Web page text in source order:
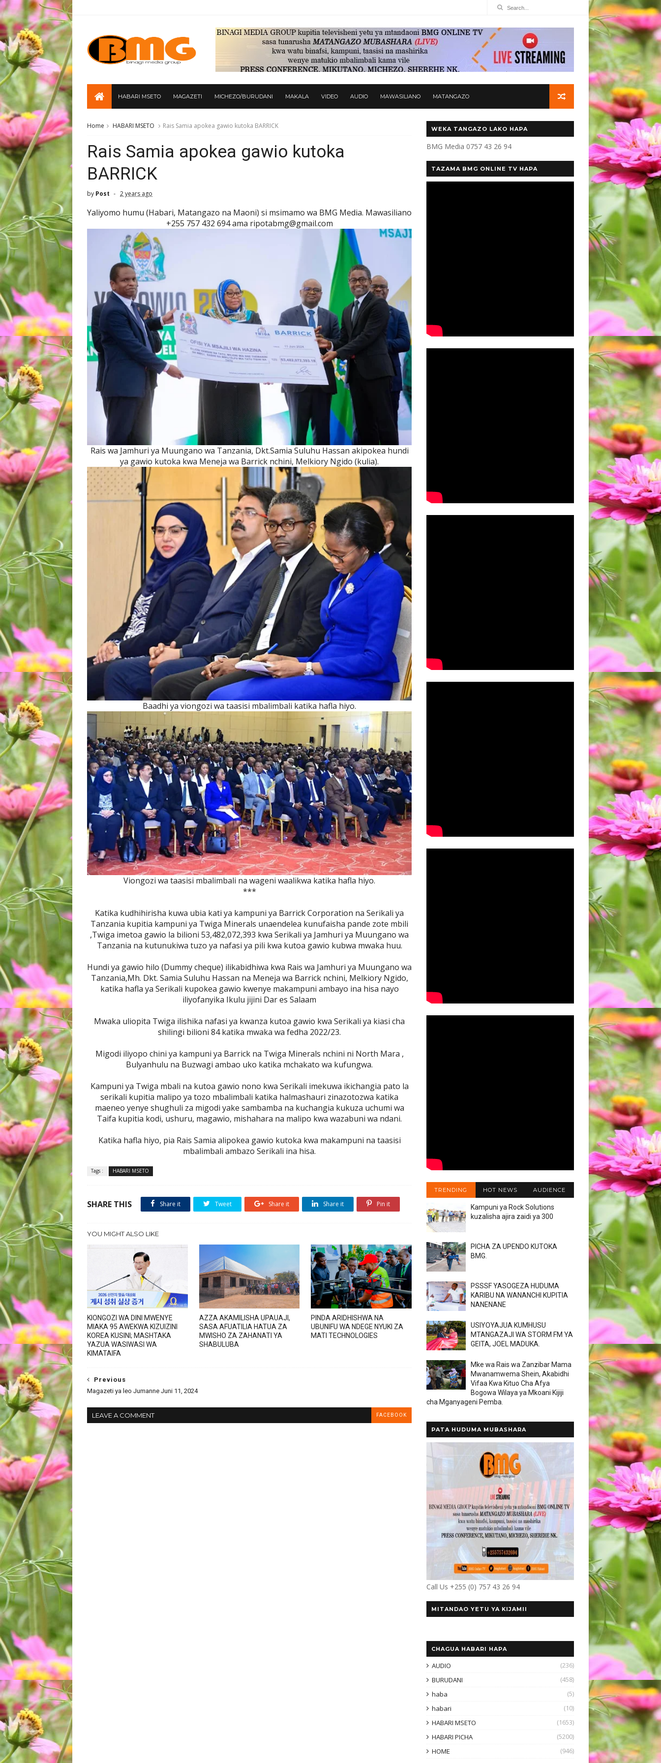
HABARI MSETO MAGAZETI MICHEZO/BURUDANI MAKALA VIDEO AUDIO MAWASILIANO MATANGAZO
Home HABARI MSETO Rais Samia apokea gawio kutoka BARRICK
Rais Samia apokea gawio kutoka
BARRICK
by Post 2 years ago
Yaliyomo humu (Habari, Matangazo na Maoni) si msimamo wa BMG Media. Mawasiliano
+255 757 432 694 ama ripotabmg@gmail.com
Rais wa Jamhuri ya Muungano wa Tanzania, Dkt.Samia Suluhu Hassan akipokea hundi
ya gawio kutoka kwa Meneja wa Barrick nchini, Melkiory Ngido (kulia).
Baadhi ya viongozi wa taasisi mbalimbali katika hafla hiyo.
Viongozi wa taasisi mbalimbali na wageni waalikwa katika hafla hiyo.
***
Katika kudhihirisha kuwa ubia kati ya kampuni ya Barrick Corporation na Serikali ya
Tanzania kupitia kampuni ya Twiga Minerals unaendelea kunufaisha pande zote mbili
,Twiga imetoa gawio la bilioni 53,482,072,393 kwa Serikali ya Jamhuri ya Muungano wa
Tanzania na kutunukiwa tuzo ya nafasi ya pili kwa kutoa gawio kubwa mwaka huu.
Hundi ya gawio hilo (Dummy cheque) ilikabidhiwa kwa Rais wa Jamhuri ya Muungano wa
Tanzania,Mh. Dkt. Samia Suluhu Hassan na Meneja wa Barrick nchini, Melkiory Ngido,
katika hafla ya Serikali kupokea gawio kwenye makampuni ambayo ina hisa nayo
iliyofanyika Ikulu jijini Dar es Salaam
Mwaka uliopita Twiga ilishika nafasi ya kwanza kutoa gawio kwa Serikali ya kiasi cha
shilingi bilioni 84 katika mwaka wa fedha 2022/23.
Migodi iliyopo chini ya kampuni ya Barrick na Twiga Minerals nchini ni North Mara ,
Bulyanhulu na Buzwagi ambao uko katika mchakato wa kufungwa.
Kampuni ya Twiga mbali na kutoa gawio nono kwa Serikali imekuwa ikichangia pato la
serikali kupitia malipo ya tozo mbalimbali katika halmashauri zinazotozwa katika
maeneo yenye shughuli za migodi yake sambamba na kuchangia kukuza uchumi wa
Taifa kupitia kodi, ushuru, magawio, mishahara na malipo kwa wazabuni wa ndani.
Katika hafla hiyo, pia Rais Samia alipokea gawio kutoka kwa makampuni na taasisi
mbalimbali ambazo Serikali ina hisa.
Tags : HABARI MSETO
SHARE THIS Share it Tweet Share it Share it Pin it
YOU MIGHT ALSO LIKE
KIONGOZI WA DINI MWENYE
MIAKA 95 AWEKWA KIZUIZINI
KOREA KUSINI; MASHTAKA
YAZUA WASIWASI WA
KIMATAIFA
AZZA AKAMILISHA UPAUAJI,
SASA AFUATILIA HATUA ZA
MWISHO ZA ZAHANATI YA
SHABULUBA
PINDA ARIDHISHWA NA
UBUNIFU WA NDEGE NYUKI ZA
MATI TECHNOLOGIES
Previous
Magazeti ya leo Jumanne Juni 11, 2024
LEAVE A COMMENT FACEBOOK
WEKA TANGAZO LAKO HAPA
BMG Media 0757 43 26 94
TAZAMA BMG ONLINE TV HAPA
TRENDING HOT NEWS AUDIENCE
Kampuni ya Rock Solutions
kuzalisha ajira zaidi ya 300
PICHA ZA UPENDO KUTOKA
BMG.
PSSSF YASOGEZA HUDUMA
KARIBU NA WANANCHI KUPITIA
NANENANE
USIYOYAJUA KUMHUSU
MTANGAZAJI WA STORM FM YA
GEITA, JOEL MADUKA.
Mke wa Rais wa Zanzibar Mama
Mwanamwema Shein, Akabidhi
Vifaa Kwa Kituo Cha Afya
Bogowa Wilaya ya Mkoani Kijiji
cha Mganyageni Pemba.
PATA HUDUMA MUBASHARA
Call Us +255 (0) 757 43 26 94
MITANDAO YETU YA KIJAMII
CHAGUA HABARI HAPA
AUDIO
(236)
BURUDANI
(458)
haba
(5)
habari
(10)
HABARI MSETO
(1653)
HABARI PICHA
(5200)
HOME
(946)